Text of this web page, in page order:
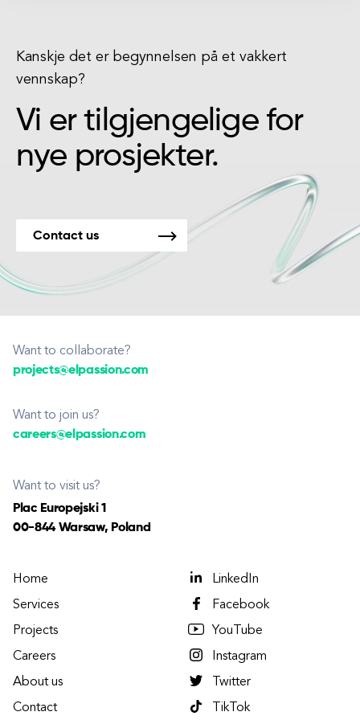
Kanskje det er begynnelsen på et vakkert
vennskap?
Vi er tilgjengelige for
nye prosjekter.
Contact us
Want to collaborate?
projects@elpassion.com
Want to join us?
careers@elpassion.com
Want to visit us?
Plac Europejski 1
00-844 Warsaw, Poland
Home
Services
Projects
Careers
About us
Contact
LinkedIn
Facebook
YouTube
Instagram
Twitter
TikTok